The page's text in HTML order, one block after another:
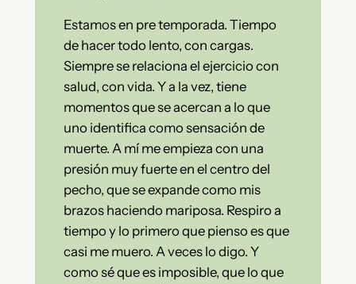
Estamos en pre temporada. Tiempo
de hacer todo lento, con cargas.
Siempre se relaciona el ejercicio con
salud, con vida. Y a la vez, tiene
momentos que se acercan a lo que
uno identifica como sensación de
muerte. A mí me empieza con una
presión muy fuerte en el centro del
pecho, que se expande como mis
brazos haciendo mariposa. Respiro a
tiempo y lo primero que pienso es que
casi me muero. A veces lo digo. Y
como sé que es imposible, que lo que